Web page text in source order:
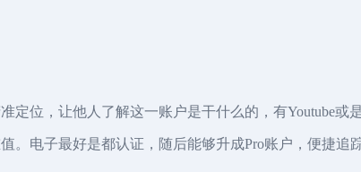
定位，让他人了解这一账户是干什么的，有Youtube
。电子最好是都认证，随后能够升成Pro账户，便捷追